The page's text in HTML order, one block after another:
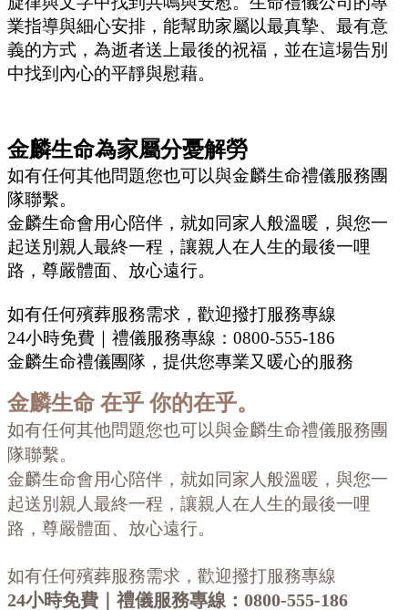
業指導與細心安排，能幫助家屬以最真摯、最有意
義的方式，為逝者送上最後的祝福，並在這場告別
中找到內心的平靜與慰藉。
金麟生命為家屬分憂解勞
如有任何其他問題您也可以與金麟生命禮儀服務團
隊聯繫。
金麟生命會用心陪伴，就如同家人般溫暖，與您一
起送別親人最終一程，讓親人在人生的最後一哩
路，尊嚴體面、放心遠行。
如有任何殯葬服務需求，歡迎撥打服務專線
24小時免費｜禮儀服務專線：0800-555-186
金麟生命禮儀團隊，提供您專業又暖心的服務
金麟生命在乎 你的在乎。
如有任何其他問題您也可以與金麟生命禮儀服務團
隊聯繫。
金麟生命會用心陪伴，就如同家人般溫暖，與您一
起送別親人最終一程，讓親人在人生的最後一哩
路，尊嚴體面、放心遠行。
如有任何殯葬服務需求，歡迎撥打服務專線
24小時免費｜禮儀服務專線： 0800-555-186